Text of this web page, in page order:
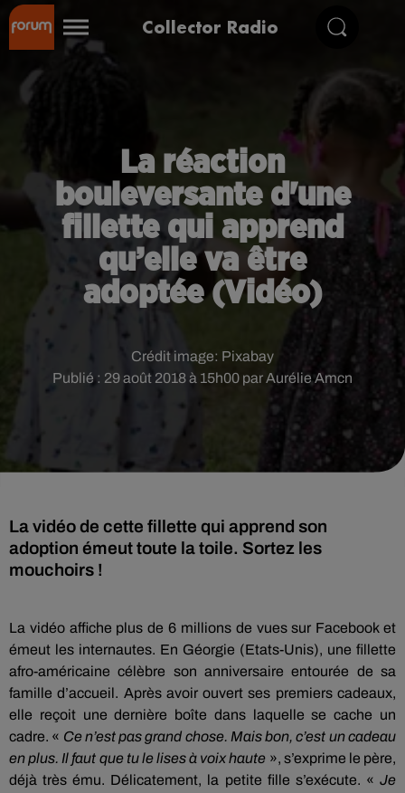
Collector Radio
La réaction
bouleversante d'une
fillette qui apprend
qu’elle va être
adoptée (Vidéo)
Publié : 29 août 2018 à 15h00 par Aurélie Amcn
Crédit image: Pixabay
La vidéo de cette fillette qui apprend son
adoption émeut toute la toile. Sortez les
mouchoirs !
La vidéo affiche plus de 6 millions de vues sur Facebook et
émeut les internautes. En Géorgie (Etats-Unis), une fillette
afro-américaine célèbre son anniversaire entourée de sa
famille d’accueil. Après avoir ouvert ses premiers cadeaux,
elle reçoit une dernière boîte dans laquelle se cache un
cadre. « Ce n’est pas grand chose. Mais bon, c’est un cadeau
en plus. Il faut que tu le lises à voix haute », s’exprime le père,
déjà très ému. Délicatement, la petite fille s’exécute. «Je